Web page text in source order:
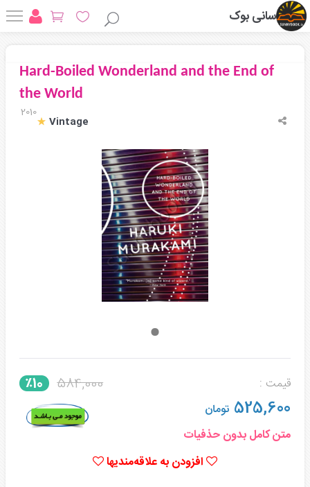
سانی بوک
Hard-Boiled Wonderland and the End of
the World
2010
Vintage
قیمت : 584,000 ٪10
525,600 تومان
متن کامل بدون حذفیات
افزودن به علاقه‌مندیها